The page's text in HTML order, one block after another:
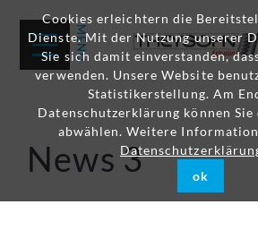
Cookies erleichtern die
Dienste. Mit der Nutzung unserer
Sie sich damit einverstanden,
verwenden. Unsere Website
Statistikerstellung. Am
Datenschutzerklärung können Sie
abwählen. Weitere
ok
News 3